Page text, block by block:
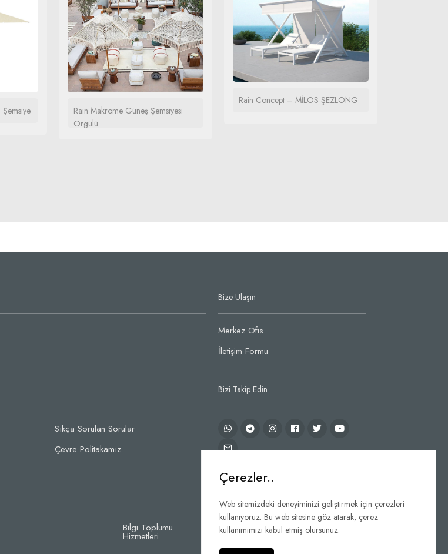
Şemsiye
Rain Makrome Güneş Şemsiyesi
Örgülü
Rain Concept – MİLOS ŞEZLONG
Bize Ulaşın
Merkez Ofis
İletişim Formu
Sıkça Sorulan Sorular
Çevre Politakamız
Bizi Takip Edin
Bilgi Toplumu
Hizmetleri Gizlilik Rainwater Software
Çerezler..
Web sitemizdeki deneyiminizi geliştirmek için çerezleri
kullanıyoruz. Bu web sitesine göz atarak, çerez
kullanımımızı kabul etmiş olursunuz.